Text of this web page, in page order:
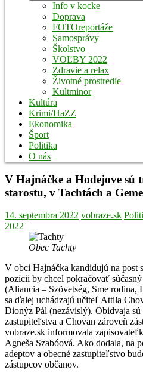
Info v kocke
Doprava
FOTOreportáže
Samosprávy
Školstvo
VOĽBY 2022
Zdravie a relax
Životné prostredie
Kultminor
Kultúra
Krimi/HaZZ
Ekonomika
Šport
Politika
O nás
V Hajnáčke a Hodejove sú
starostu, v Tachtách a
14. septembra 2022 vobraze.sk
2022
Obec Tachty
V obci Hajnáčka kandidujú na post
pozícii by chcel pokračovať
(Aliancia – Szövetség, Sme
sa ďalej uchádzajú učiteľ Attila
Dionýz Pál (nezávislý). Obidvaja sú
zastupiteľstva a Chovan zároveň
vobraze.sk informovala
Agneša Szabóová. Ako dodala, na
adeptov a obecné zastupiteľstvo
zástupcov občanov.